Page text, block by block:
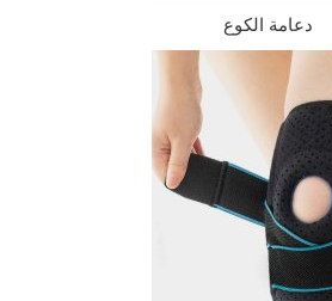
دعامة الكوع